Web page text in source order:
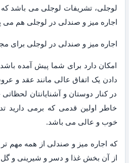
لوجلی، تشریفات لوجلی می باشد
اجاره میز و صندلی در لوجلی هم می
اجاره میز و صندلی در لوجلی برای
امکان دارد برای شما پیش آمده
دادن یک اتفاق عالی مانند عقد و
در کنار دوستان و آشنایانتان
خاطر اولین قدمی که برمی دارید
خوب و عالی می باشد.
که اجاره میز و صندلی از همه مهم
از آن بخش غذا و دسر و شیرینی و گل